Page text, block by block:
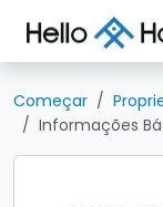
Começar
Informações